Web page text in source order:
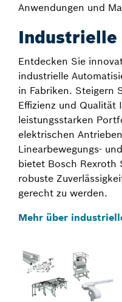
Anwendungen und
Industrielle
Entdecken Sie
industrielle
in Fabriken. Steigern
Effizienz und Qualität
leistungsstarken
elektrischen
Linearbewegungs-
bietet Bosch Rexroth
robuste
gerecht zu werden.
Mehr über